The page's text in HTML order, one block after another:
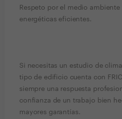
Respeto por el medio
energéticas eficientes.
Si necesitas un estudio de
tipo de edificio cuenta con
siempre una respuesta
confianza de un trabajo bien
mayores garantías.